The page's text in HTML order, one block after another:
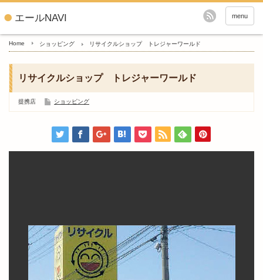
エールNAVI menu
Home ショッピング リサイクルショップ トレジャーワールド
リサイクルショップ トレジャーワールド
提携店 ショッピング